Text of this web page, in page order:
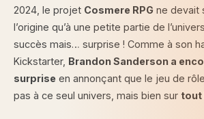
2024, le projet Cosmere RPG ne devait
l’origine qu’à une petite partie de
succès mais… surprise ! Comme à son
Kickstarter, Brandon Sanderson a
surprise en annonçant que le jeu de
pas à ce seul univers, mais bien sur tout